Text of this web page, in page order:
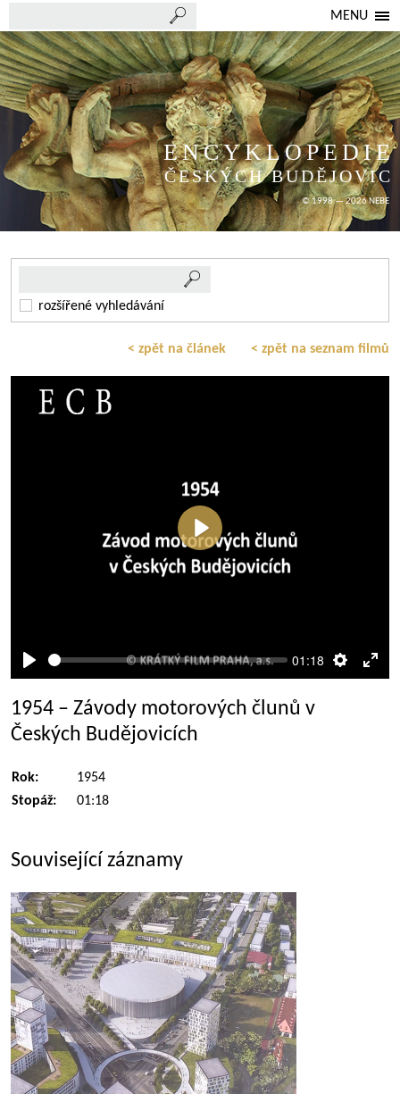
MENU
ENCYKLOPEDIE
ČESKÝCH BUDĚJOVIC
© 1998 — 2026 NEBE
rozšířené vyhledávání
< zpět na článek < zpět na seznam filmů
Přehrát
01:18
Přehrát
1954 – Závody motorových člunů v
Českých Budějovicích
Rok:
1954
Stopáž:
01:18
Související záznamy